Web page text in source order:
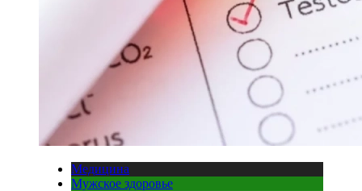
Медицина
Мужское здоровье